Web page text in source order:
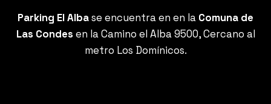
Parking El Albase encuentra en en la Comuna de
Las Condes en la Camino el Alba 9500, Cercano al
metro Los Domínicos.